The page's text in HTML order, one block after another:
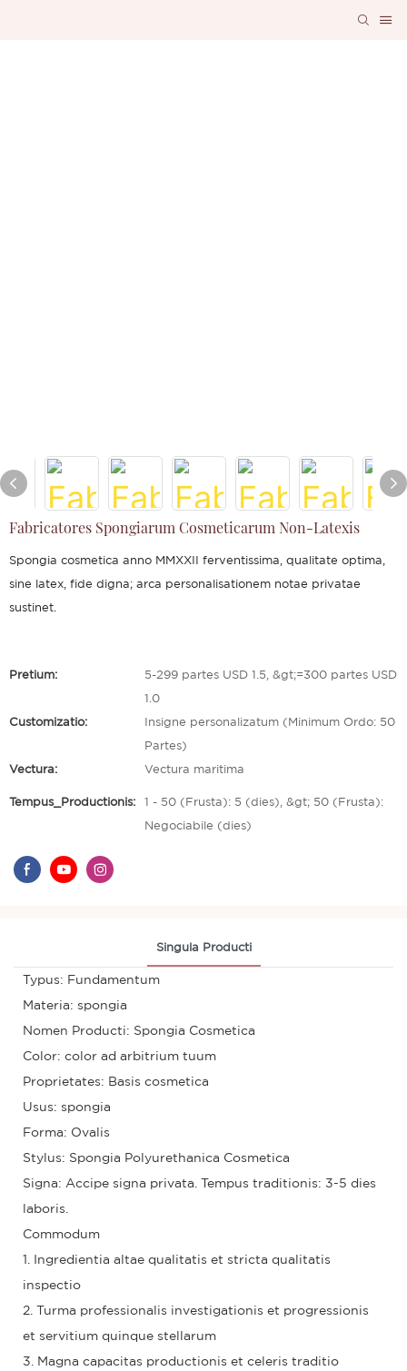
Fabricatores Spongiarum Cosmeticarum Non-Latexis
Spongia cosmetica anno MMXXII ferventissima, qualitate optima,
sine latex, fide digna; arca personalisationem notae privatae
sustinet.
Pretium: 5-299 partes USD 1.5, &gt;=300 partes USD
1.0
Customizatio: Insigne personalizatum (Minimum Ordo: 50
Partes)
Vectura: Vectura maritima
Tempus_Productionis: 1 - 50 (Frusta): 5 (dies), &gt; 50 (Frusta):
Negociabile (dies)
Singula Producti
Typus: Fundamentum
Materia: spongia
Nomen Producti: Spongia Cosmetica
Color: color ad arbitrium tuum
Proprietates: Basis cosmetica
Usus: spongia
Forma: Ovalis
Stylus: Spongia Polyurethanica Cosmetica
Signa: Accipe signa privata. Tempus traditionis: 3-5 dies
laboris.
Commodum
1. Ingredientia altae qualitatis et stricta qualitatis
inspectio
2. Turma professionalis investigationis et progressionis
et servitium quinque stellarum
3. Magna capacitas productionis et celeris traditio